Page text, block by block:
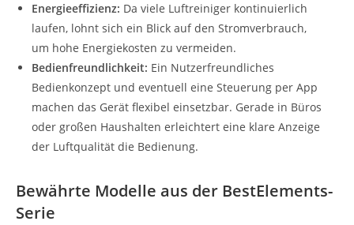
Energieeffizienz: Da viele Luftreiniger kontinuierlich
laufen, lohnt sich ein Blick auf den Stromverbrauch,
um hohe Energiekosten zu vermeiden.
Bedienfreundlichkeit: Ein Nutzerfreundliches
Bedienkonzept und eventuell eine Steuerung per App
machen das Gerät flexibel einsetzbar. Gerade in Büros
oder großen Haushalten erleichtert eine klare Anzeige
der Luftqualität die Bedienung.
Bewährte Modelle aus der BestElements-
Serie